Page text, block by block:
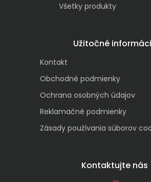
Všetky produkty
Užitočné
Kontakt
Obchodné podmienky
Ochrana osobných údajov
Reklamačné podmienky
Zásady používania súborov
Kontaktujte nás